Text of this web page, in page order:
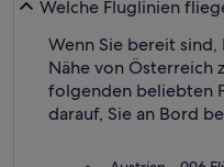
Welche Fluglinien
Wenn Sie bereit
Nähe von Österreich
folgenden beliebten
darauf, Sie an Bord